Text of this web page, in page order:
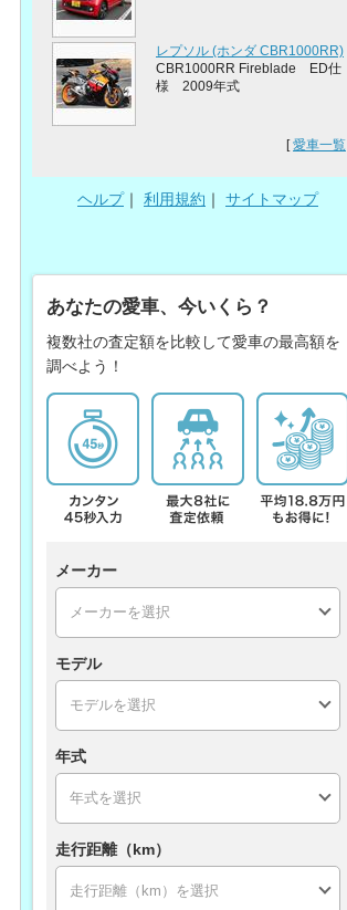
レプソル (ホンダ CBR1000RR)
CBR1000RR Fireblade ED仕
様 2009年式
[愛車一覧
ヘルプ｜ 利用規約 ｜ サイトマップ
あなたの愛車、今いくら？
複数社の査定額を比較して愛車の最高額を
調べよう！
メーカー
モデル
年式
走行距離（km）